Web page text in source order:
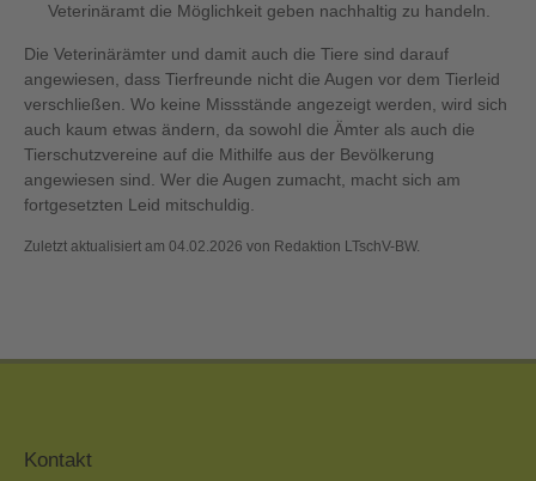
Veterinäramt die Möglichkeit geben nachhaltig zu handeln.
Die Veterinärämter und damit auch die Tiere sind darauf
angewiesen, dass Tierfreunde nicht die Augen vor dem Tierleid
verschließen. Wo keine Missstände angezeigt werden, wird sich
auch kaum etwas ändern, da sowohl die Ämter als auch die
Tierschutzvereine auf die Mithilfe aus der Bevölkerung
angewiesen sind. Wer die Augen zumacht, macht sich am
fortgesetzten Leid mitschuldig.
Zuletzt aktualisiert am 04.02.2026 von Redaktion LTschV-BW.
Kontakt